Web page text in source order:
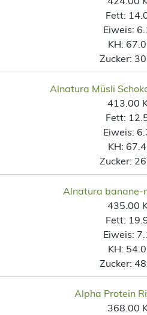
Fett:
Eiweis:
KH:
Zucker:
Alnatura Müsli
413.00
Fett:
Eiweis:
KH:
Zucker:
Alnatura banane-
435.00
Fett:
Eiweis:
KH:
Zucker:
Alpha Protein
368.00